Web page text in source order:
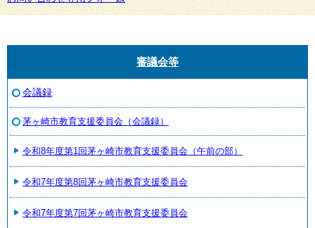
審議会等
会議録
茅ヶ崎市教育支援委員会（会議録）
令和8年度第1回茅ヶ崎市教育支援委員会（午前の部）
令和7年度第8回茅ヶ崎市教育支援委員会
令和7年度第7回茅ヶ崎市教育支援委員会